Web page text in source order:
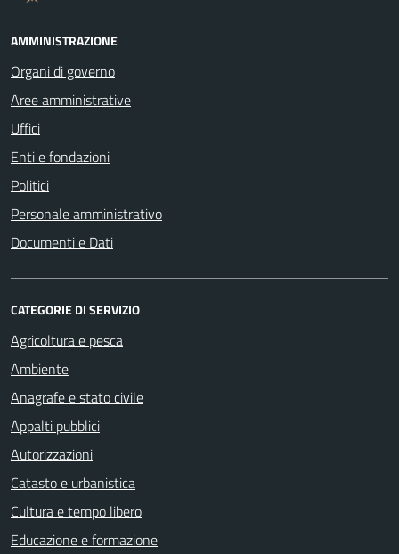
AMMINISTRAZIONE
Organi di governo
Aree amministrative
Uffici
Enti e fondazioni
Politici
Personale amministrativo
Documenti e Dati
CATEGORIE DI SERVIZIO
Agricoltura e pesca
Ambiente
Anagrafe e stato civile
Appalti pubblici
Autorizzazioni
Catasto e urbanistica
Cultura e tempo libero
Educazione e formazione